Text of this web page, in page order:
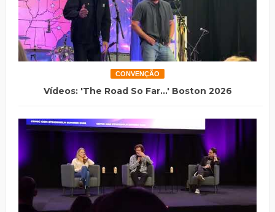
CONVENÇÃO
Vídeos: 'The Road So Far...' Boston 2026